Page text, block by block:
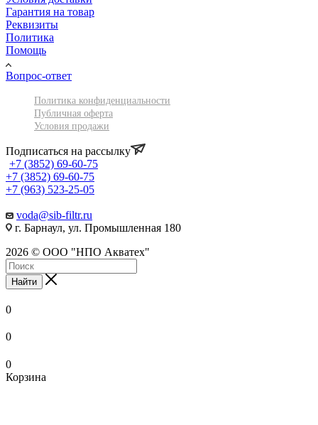
Гарантия на товар
Реквизиты
Политика
Помощь
Вопрос-ответ
Политика конфиденциальности
Публичная оферта
Условия продажи
Подписаться на рассылку
+7 (3852) 69-60-75
+7 (3852) 69-60-75
+7 (963) 523-25-05
voda@sib-filtr.ru
г. Барнаул, ул. Промышленная 180
2026 © ООО "НПО Акватех"
Найти
0
0
0
Корзина